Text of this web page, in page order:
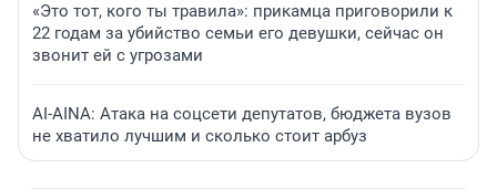
«Это тот, кого ты травила»: прикамца приговорили к
22 годам за убийство семьи его девушки, сейчас он
звонит ей с угрозами
AI-AINA: Атака на соцсети депутатов, бюджета вузов
не хватило лучшим и сколько стоит арбуз